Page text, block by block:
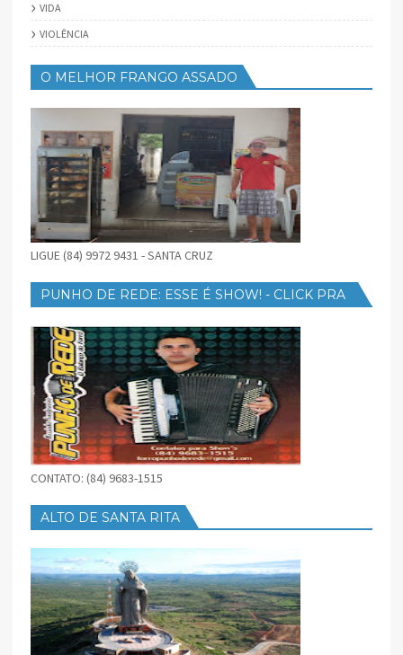
VIDA
VIOLÊNCIA
O MELHOR FRANGO ASSADO
LIGUE (84) 9972 9431 - SANTA CRUZ
PUNHO DE REDE: ESSE É SHOW! - CLICK PRA
CONTATO: (84) 9683-1515
ALTO DE SANTA RITA